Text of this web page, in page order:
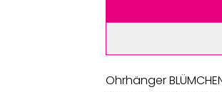
Ohrhänger